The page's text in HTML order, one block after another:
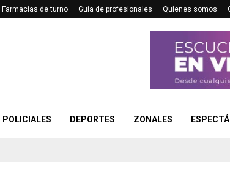
Farmacias de turno Guía de profesionales Quienes somos
POLICIALES DEPORTES ZONALES